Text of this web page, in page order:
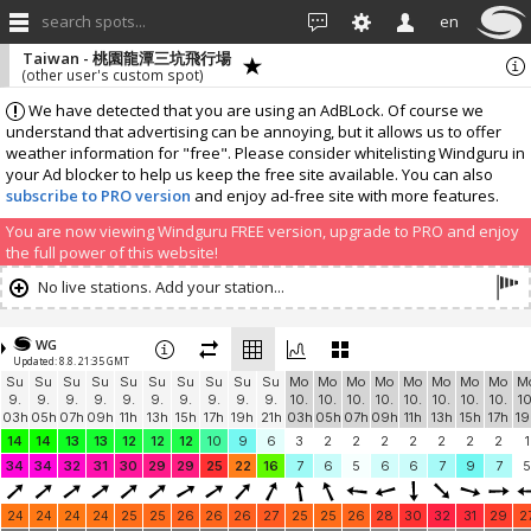
search spots... en
We have detected that you are using an AdBLock. Of course we
understand that advertising can be annoying, but it allows us to offer
weather information for "free". Please consider whitelisting Windguru in
your Ad blocker to help us keep the free site available. You can also
subscribe to PRO version and enjoy ad-free site with more features.
You are now viewing Windguru FREE version, upgrade to PRO and enjoy
the full power of this website!
Taiwan - 桃園龍潭三坑飛行場
(other user's custom spot)
No live stations. Add your station...
WG
Updated: 8.8. 21:35 GMT
Su
9.
03h
Su
9.
05h
Su
9.
07h
Su
9.
09h
Su
9.
11h
Su
9.
13h
Su
9.
15h
Su
9.
17h
Su
9.
19h
Su
9.
21h
Mo
10.
03h
Mo
10.
05h
Mo
10.
07h
Mo
10.
09h
Mo
10.
11h
Mo
10.
13h
Mo
10.
15h
Mo
10.
17h
14
14 13 13 12 12 12 10 9 6 3 2 2 2 2 2 2 2
1
34
34 32 31 30 29 29 25 22 16 7 6 5 6 6 7 9 7 5
24 24 24 24 25 25 26 26 26 27 25 25 26 28 30 32 31 29